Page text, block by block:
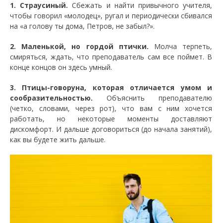
1. Страусиный.Сбежать и найти привычного учителя,
чтобы говорил «молодец», ругал и периодически сбивался
на «а голову ты дома, Петров, не забыл?».
2. Маленькой, но гордой птички. Молча терпеть,
смиряться, ждать, что преподаватель сам все поймет. В
конце концов он здесь умный.
3. Птицы-говоруна, которая отличается умом и
сообразительностью. Объяснить преподавателю
(четко, словами, через рот), что вам с ним хочется
работать, но некоторые моменты доставляют
дискомфорт. И дальше договориться (до начала занятий),
как вы будете жить дальше.